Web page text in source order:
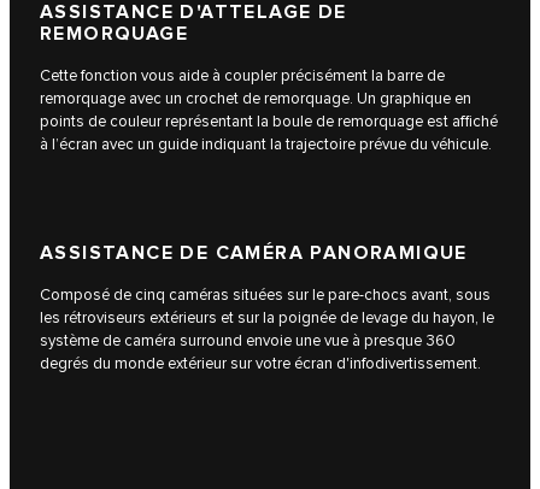
ASSISTANCE D'ATTELAGE DE
REMORQUAGE
Cette fonction vous aide à coupler précisément la barre de
remorquage avec un crochet de remorquage. Un graphique en
points de couleur représentant la boule de remorquage est affiché
à l’écran avec un guide indiquant la trajectoire prévue du véhicule.
ASSISTANCE DE CAMÉRA PANORAMIQUE
Composé de cinq caméras situées sur le pare-chocs avant, sous
les rétroviseurs extérieurs et sur la poignée de levage du hayon, le
système de caméra surround envoie une vue à presque 360
degrés du monde extérieur sur votre écran d'infodivertissement.